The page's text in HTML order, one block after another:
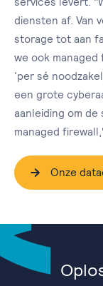
diensten af. Van
storage tot aan
we ook managed
‘per sé
een grote
aanleiding om
managed
Onze